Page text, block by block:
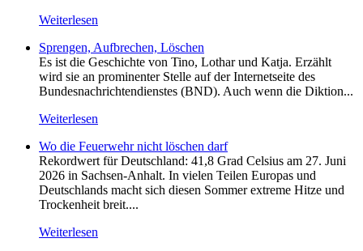
Weiterlesen
Sprengen, Aufbrechen, Löschen
Es ist die Geschichte von Tino, Lothar und Katja. Erzählt
wird sie an prominenter Stelle auf der Internetseite des
Bundesnachrichtendienstes (BND). Auch wenn die Diktion...
Weiterlesen
Wo die Feuerwehr nicht löschen darf
Rekordwert für Deutschland: 41,8 Grad Celsius am 27. Juni
2026 in Sachsen-Anhalt. In vielen Teilen Europas und
Deutschlands macht sich diesen Sommer extreme Hitze und
Trockenheit breit....
Weiterlesen